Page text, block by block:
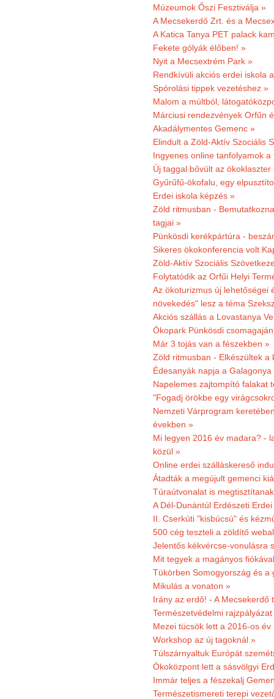
Múzeumok Őszi Fesztiválja »
A Mecsekerdő Zrt. és a
A Katica Tanya PET palack
Fekete gólyák élőben! »
Nyit a Mecsextrém Park »
Rendkívüli akciós erdei iskola
Spórolási tippek vezetéshez »
Malom a múltból,
Márciusi rendezvények Orfűn
Akadálymentes Gemenc »
Elindult a Zöld-Aktív Szociális
Ingyenes online tanfolyamok
Új taggal bővült az ökoklaszter
Gyűrűfű-ökofalu, egy
Erdei iskola képzés »
Zöld ritmusban -
tagjai »
Pünkösdi kerékpártúra -
Sikeres ökokonferencia volt
Zöld-Aktív Szociális
Folytatódik az Orfűi Helyi
Az ökoturizmus új lehetőségei
növekedés" lesz a téma
Akciós szállás a Lovastanya
Ökopark Pünkösdi
Már 3 tojás van a fészekben »
Zöld ritmusban - Elkészültek
Édesanyák napja a
Napelemes zajtompító falakat
"Fogadj örökbe egy
Nemzeti Várprogram
években »
Mi legyen 2016 év madara? -
közül »
Online erdei szálláskereső
Átadták a megújult gemenci
Túraútvonalat is
A Dél-Dunántúl Erdészeti
II. Cserkúti "kisbúcsú" és
500 cég teszteli a zöldítő
Jelentős kékvércse-vonulásra
Mit tegyek a magányos
Tükörben Somogyország és a
Mikulás a vonaton »
Irány az erdő! - A
Természetvédelmi
Mezei tücsök lett a 2016-os év
Workshop az új tagoknál »
Túlszárnyaltuk Európát
Ökoközpont lett a sásvölgyi
Immár teljes a fészekalj
Természetismereti terepi